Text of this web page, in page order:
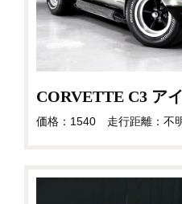
CORVETTE C3 ア
価格：1540 走行距離：不